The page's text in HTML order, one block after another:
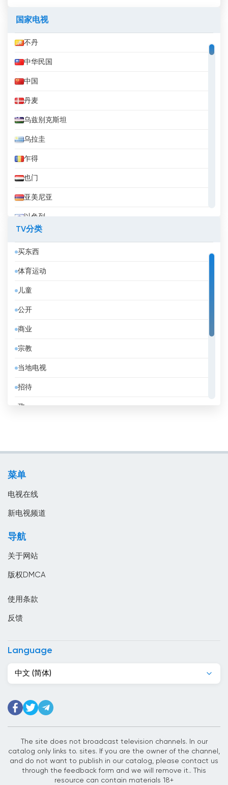
国家电视
不丹
中华民国
中国
丹麦
乌兹别克斯坦
乌拉圭
乍得
也门
亚美尼亚
以色列
伊拉克库尔德斯坦
伊朗
伯利兹
佛得角
俄罗斯
保加利亚
克罗地亚
冰岛
危地马拉
吉布提
哥伦比亚
哥斯达黎加
TV分类
买东西
体育运动
儿童
公开
商业
宗教
当地电视
招待
政
菜单
电视在线
新电视频道
导航
关于网站
版权DMCA
使用条款
反馈
Language
中文 (简体)
The site does not broadcast television channels. In our
catalog only links to. sites. If you are the owner of the channel,
and do not want to publish in our catalog, please contact us
through the feedback form and we will remove it.. This
resource can contain materials 18+